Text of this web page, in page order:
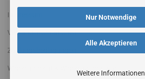
Alle Akzeptieren
Nur Notwendige
Weitere Informationen
Impressum
Versandinformationen
Zahlungsbedingungen
Widerrufsrecht & Widerrufsformular